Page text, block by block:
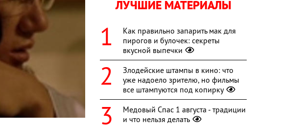
ЛУЧШИЕ МАТЕРИАЛЫ
Как правильно запарить мак для
пирогов и булочек: секреты
вкусной выпечки
Злодейские штампы в кино: что
уже надоело зрителю, но фильмы
все штампуются под копирку
Медовый Спас 1 августа - традиции
и что нельзя делать